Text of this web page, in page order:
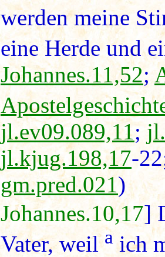
werden meine
eine Herde und
Johannes.11,52;
jl.ev09.089,11;
jl.kjug.198,17-
gm.pred.021)
Johannes.10,17]
Vater, weilaich